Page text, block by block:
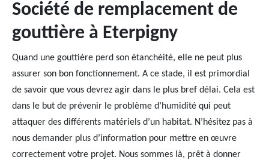
Société de remplacement de
gouttière à Eterpigny
Quand une gouttière perd son étanchéité, elle ne peut plus
assurer son bon fonctionnement. A ce stade, il est primordial
de savoir que vous devrez agir dans le plus bref délai. Cela est
dans le but de prévenir le problème d’humidité qui peut
attaquer des différents matériels d’un habitat. N’hésitez pas à
nous demander plus d’information pour mettre en œuvre
correctement votre projet. Nous sommes là, prêt à donner